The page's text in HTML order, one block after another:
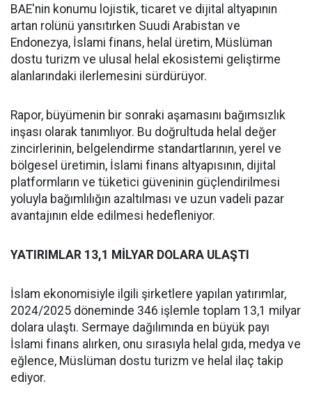
BAE'nin konumu lojistik, ticaret ve dijital altyapının
artan rolünü yansıtırken Suudi Arabistan ve
Endonezya, İslami finans, helal üretim, Müslüman
dostu turizm ve ulusal helal ekosistemi geliştirme
alanlarındaki ilerlemesini sürdürüyor.
Rapor, büyümenin bir sonraki aşamasını bağımsızlık
inşası olarak tanımlıyor. Bu doğrultuda helal değer
zincirlerinin, belgelendirme standartlarının, yerel ve
bölgesel üretimin, İslami finans altyapısının, dijital
platformların ve tüketici güveninin güçlendirilmesi
yoluyla bağımlılığın azaltılması ve uzun vadeli pazar
avantajının elde edilmesi hedefleniyor.
YATIRIMLAR 13,1 MİLYAR DOLARA ULAŞTI
İslam ekonomisiyle ilgili şirketlere yapılan yatırımlar,
2024/2025 döneminde 346 işlemle toplam 13,1 milyar
dolara ulaştı. Sermaye dağılımında en büyük payı
İslami finans alırken, onu sırasıyla helal gıda, medya ve
eğlence, Müslüman dostu turizm ve helal ilaç takip
ediyor.